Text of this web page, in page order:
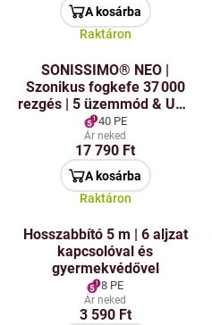
A kosárba
Raktáron
SONISSIMO® NEO |
Szonikus fogkefe 37 000
rezgés | 5 üzemmód & USB
töltés
40 PE
Ár neked
17 790 Ft
A kosárba
Raktáron
Hosszabbító 5 m | 6 aljzat
kapcsolóval és
gyermekvédővel
8 PE
Ár neked
3 590 Ft